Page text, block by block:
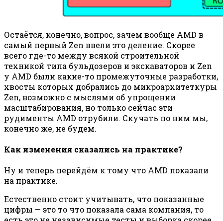
Остаётся, конечно, вопрос, зачем вообще AMD в
самый первый Zen ввели это деление. Скорее
всего где-то между всякой строительной
техникой типа бульдозеров и экскаваторов и Zen
у AMD были какие-то промежуточные разработки,
хвосты которых добрались до микроархитеткуры
Zen, возможно с мыслями об упрощении
масштабирования, но только сейчас эти
рудименты AMD отрубили. Скучать по ним мы,
конечно же, не будем.
Как изменения сказались на практике?
Ну и теперь перейдём к тому что AMD показали
на практике.
Естественно стоит учитывать, что показанные
цифры — это то что показала сама компания, то